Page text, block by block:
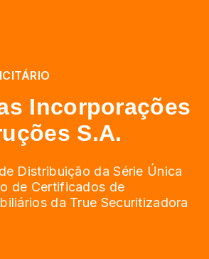
Incorporações
S.A.
Distribuição da Série Única
de Certificados de
da True Securitizadora